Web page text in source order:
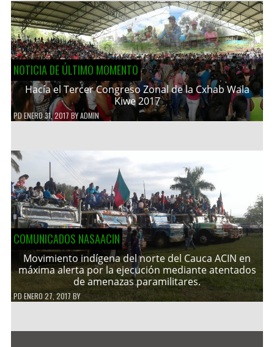
NOTICIA DE ÚLTIMO MOMENTO
Hacía el Tercer Congreso Zonal de la Cxhab Wala
Kiwe 2017
PDENERO 31, 2017 BYADMIN
COMUNICADOS NASAACIN
Movimiento indígena del norte del Cauca ACIN en
máxima alerta por la ejecución mediante atentados
de amenazas paramilitares.
PDENERO 27, 2017 BY